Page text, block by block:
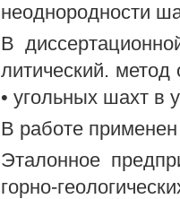
неоднородности
В
литический.
• угольных шахт в
В работе
Эталонное
горно-